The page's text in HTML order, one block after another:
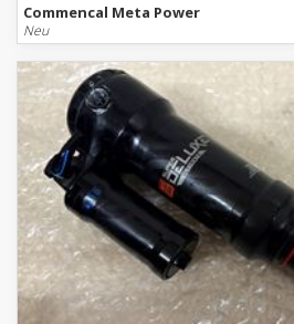
Commencal Meta Power
Neu